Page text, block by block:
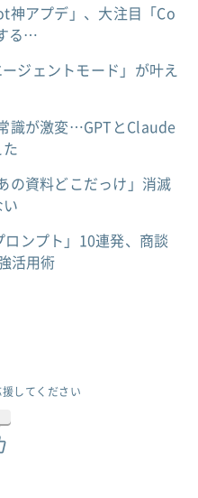
アプデ」、大注目「Co
る…
ジェントモード」が叶え
識が激変…GPTとClaude
の資料どこだっけ」消滅
ロンプト」10連発、商談
活用術
してください